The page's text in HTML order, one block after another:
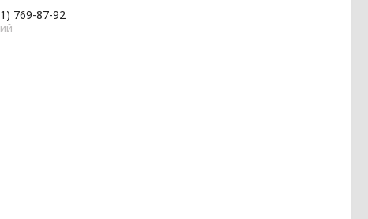
769-87-92